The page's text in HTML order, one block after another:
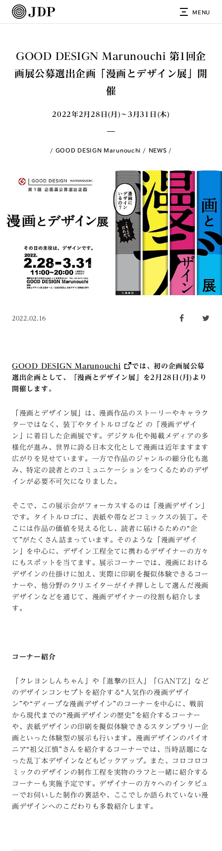
MENU
GOOD DESIGN Marunouchi 第1回企
画展公募選出企画「漫画とデザイン展」開
催
2022年2月28日(月)〜3月31日(木)
GOOD DESIGN Marunouchi NEWS
2022.02.16
GOOD DESIGN Marunouchi
では、初の企画展公募
選出企画として、「漫画とデザイン展」を2月28日(月)より
開催します。
「漫画とデザイン展」は、漫画作品のストーリーやキャラク
ターではなく、装丁やタイトルロゴなど の「漫画デザイ
ン」に着目した企画展です。デジタル化や掲載メディアの多
様化が進み、世界に誇る日本文化として漫画は近年ますます
広がりを見せています。一方で作品のジャンルの細分化も進
み、特定の読者とのコミュニケーションをつくるためのデザ
インが必要不可欠になりました。
そこで、この展示会がフォーカスするのは「漫画デザイン」
です。タイトルロゴに、表紙や帯などコミックスの装丁。そ
こには作品の価値を見える化し、読者に届けるための“企
て”がたくさん詰まっています。そのような「漫画デザイ
ン」を中心に、デザイン工程全てに携わるデザイナーの方々
にもスポットを当てます。展示コーナーでは、漫画における
デザインの仕掛けに加え、実際に印刷を擬似体験できるコー
ナーや、他分野のクリエイターがイチ押しとして選んだ漫画
デザインなどを通じて、漫画デザイナーの役割も紹介しま
す。
コーナー紹介
「クレヨンしんちゃん」や「進撃の巨人」「GANTZ」など
のデザインコンセプトを紹介する“人気作の漫画デザイ
ン”や“ディープな漫画デザイン”のコーナーを中心に、戦前
から現代までの“漫画デザインの歴史”を紹介するコーナー
や、表紙デザインの印刷を擬似体験できるスタンプラリー企
画といった体験型の展示も行います。漫画デザインのパイオ
ニア“祖父江慎”さんを紹介するコーナーでは、当時話題にな
った乱丁本デザインなどもピックアップ。また、コロコロコ
ミックのデザインの制作工程を実物のラフと一緒に紹介する
コーナーも実施予定です。デザイナーの方々へのインタビュ
ーでお伺いした制作の裏話や、ここでしか語られていない漫
画デザインへのこだわりも多数紹介します。